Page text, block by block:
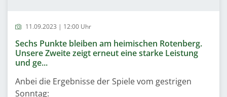
11.09.2023 | 12:00 Uhr
Sechs Punkte bleiben am heimischen Rotenberg.
Unsere Zweite zeigt erneut eine starke Leistung
und ge...
Anbei die Ergebnisse der Spiele vom gestrigen
Sonntag: